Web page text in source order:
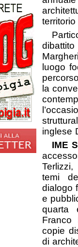
luogo
la
inglese
IME
temi
dialogo
e
quarta
Franco
copie
di